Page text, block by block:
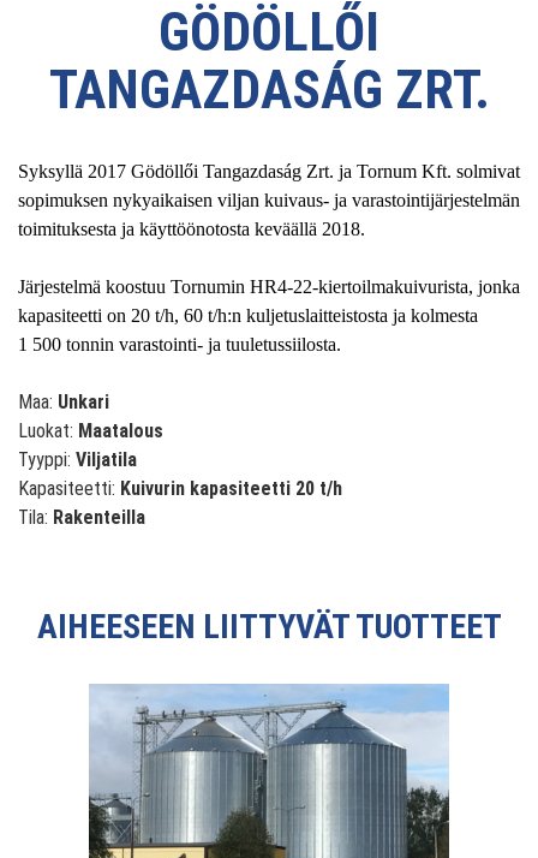
GÖDÖLLŐI
TANGAZDASÁG ZRT.
Syksyllä 2017 Gödöllői Tangazdaság Zrt. ja Tornum Kft. solmivat
sopimuksen nykyaikaisen viljan kuivaus- ja varastointijärjestelmän
toimituksesta ja käyttöönotosta keväällä 2018.
Järjestelmä koostuu Tornumin HR4-22-kiertoilmakuivurista, jonka
kapasiteetti on 20 t/h, 60 t/h:n kuljetuslaitteistosta ja kolmesta
1 500 tonnin varastointi- ja tuuletussiilosta.
Maa: Unkari
Luokat: Maatalous
Tyyppi: Viljatila
Kapasiteetti: Kuivurin kapasiteetti 20 t/h
Tila: Rakenteilla
AIHEESEEN LIITTYVÄT TUOTTEET